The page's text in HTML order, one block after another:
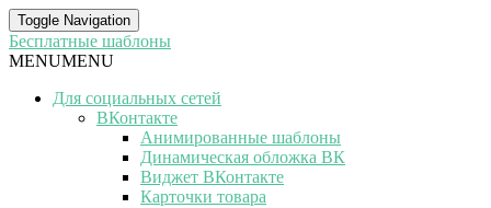
Toggle Navigation
Бесплатные шаблоны
MENUMENU
Для социальных сетей
ВКонтакте
Анимированные шаблоны
Динамическая обложка ВК
Виджет ВКонтакте
Карточки товара